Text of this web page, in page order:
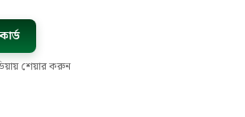
শেয়ার করুন